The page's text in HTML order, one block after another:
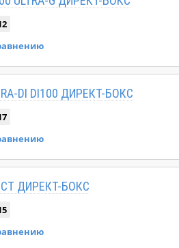
DI DI100 ДИРЕКТ-БОКС
ДИРЕКТ-БОКС